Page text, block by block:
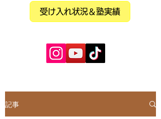
受け入れ状況＆塾実績
記事